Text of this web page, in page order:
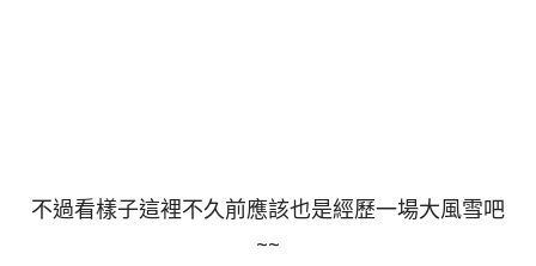
不過看樣子這裡不久前應該也是經歷一場大風雪吧
~~